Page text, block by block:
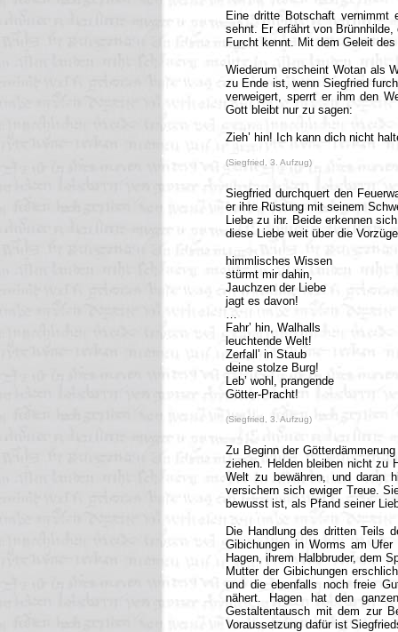
Eine dritte Botschaft vernimmt
sehnt. Er erfährt von
Furcht kennt. Mit dem Geleit
Wiederum erscheint Wotan als
zu Ende ist, wenn Siegfried
verweigert, sperrt er ihm den
Gott bleibt nur zu sagen:
Zieh’ hin! Ich kann dich nicht
(Siegfried, 3. Aufzug)
Siegfried durchquert den
er ihre Rüstung mit seinem
Liebe zu ihr. Beide erkennen
diese Liebe weit über die
himmlisches Wissen
stürmt mir dahin,
Jauchzen der Liebe
jagt es davon!
…
Fahr’ hin, Walhalls
leuchtende Welt!
Zerfall’ in Staub
deine stolze Burg!
Leb’ wohl, prangende
Götter-Pracht!
(Siegfried, 3. Aufzug)
Zu Beginn der
ziehen. Helden bleiben nicht zu
Welt zu bewähren, und daran
versichern sich ewiger Treue.
bewusst ist, als Pfand seiner
Die Handlung des dritten Teils
Gibichungen in Worms am
Hagen, ihrem Halbbruder, dem
Mutter der Gibichungen
und die ebenfalls noch freie
nähert. Hagen hat den
Gestaltentausch mit dem zur
Voraussetzung dafür ist